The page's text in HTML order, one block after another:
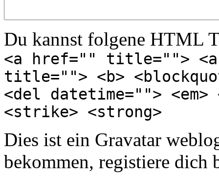
Du kannst folgene HTML
<a href="" title="">
title=""> <b>
<del datetime="">
<strike> <strong>
Dies ist ein Gravatar
bekommen, registiere dich